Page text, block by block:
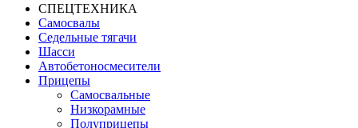
СПЕЦТЕХНИКА
Самосвалы
Седельные тягачи
Шасси
Автобетоно­смесители
Прицепы
Самосвальные
Низкорамные
Полуприцепы